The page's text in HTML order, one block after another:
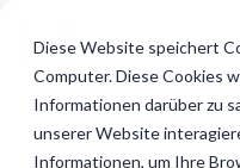
Diese Website speichert
Computer. Diese Cookies
Informationen darüber zu
unserer Website
Informationen, um Ihre
main
content.
Unsere Online-
Services für Sie
Inkasso und Forderungsmanagement
Privatkunden
&
Masseninkas
Wissen für Ihr
Inkasso